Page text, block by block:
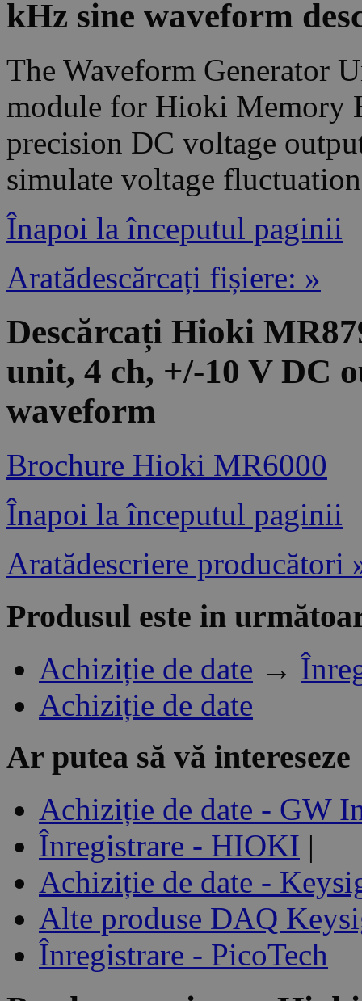
kHz sine waveform
The Waveform Generator
module for Hioki Memory
precision DC voltage
simulate voltage
Înapoi la începutul paginii
Aratădescărcați fișiere: »
Descărcați Hioki
unit, 4 ch, +/-10 V DC
waveform
Brochure Hioki MR6000
Înapoi la începutul paginii
Aratădescriere producători
Produsul este in
Achiziție de date →
Achiziție de date
Ar putea să vă intereseze
Achiziție de date - GW
Înregistrare - HIOKI |
Achiziție de date -
Alte produse DAQ
Înregistrare - PicoTech